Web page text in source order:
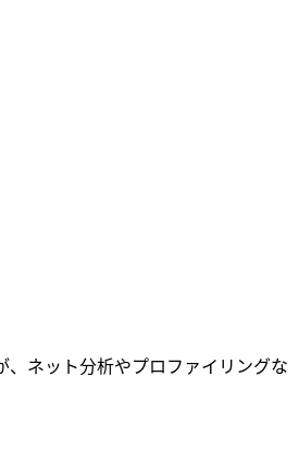
ネット分析やプロファイリングな